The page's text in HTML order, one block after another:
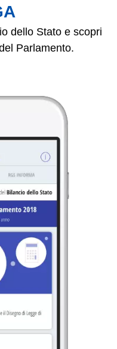
dello Stato e scopri
Parlamento.